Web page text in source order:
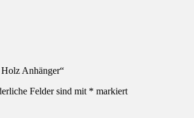
Anhänger“
Felder sind mit * markiert